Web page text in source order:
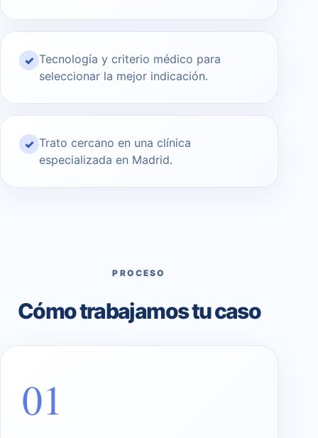
✓ Tecnología y criterio médico para
seleccionar la mejor indicación.
✓ Trato cercano en una clínica
especializada en Madrid.
PROCESO
Cómo trabajamos tu caso
01